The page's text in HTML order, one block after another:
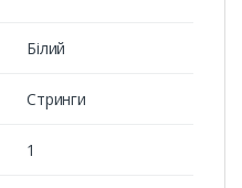
Білий
Стринги
1